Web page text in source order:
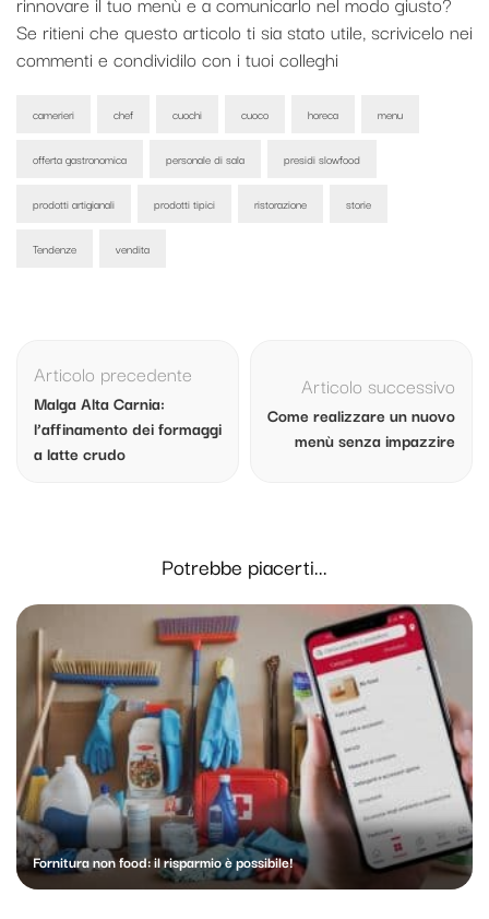
Se ritieni che questo articolo ti sia stato utile, scrivicelo nei
commenti e condividilo con i tuoi colleghi
camerieri chef cuochi cuoco horeca menu
offerta gastronomica personale di sala presidi slowfood
prodotti artigianali prodotti tipici ristorazione storie
Tendenze vendita
articolo
Articolo precedente
Malga Alta Carnia:
l’affinamento dei formaggi
a latte crudo
Articolo successivo
Come realizzare un nuovo
menù senza impazzire
Potrebbe piacerti...
Fornitura non food: il risparmio è possibile!